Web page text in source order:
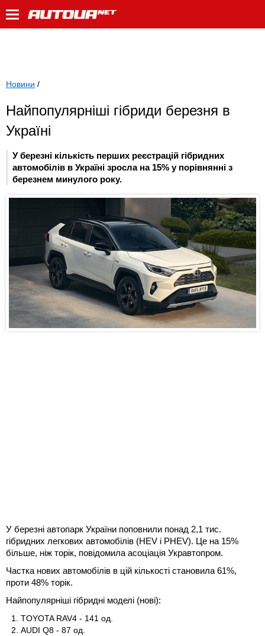
Новини /
Найпопулярніші гібриди березня в
Україні
У березні кількість перших реєстрацій гібридних
автомобілів в Україні зросла на 15% у порівнянні з
березнем минулого року.
У березні автопарк України поповнили понад 2,1 тис.
гібридних легкових автомобілів (HEV i PHEV). Це на 15%
більше, ніж торік, повідомила асоціація Укравтопром.
Частка нових автомобілів в цій кількості становила 61%,
проти 48% торік.
Найпопулярніші гібридні моделі (нові):
TOYOTA RAV4 - 141 од.
AUDI Q8 - 87 од.